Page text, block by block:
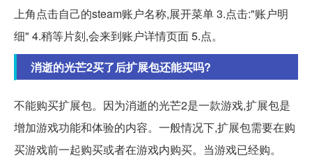
上角点击自己的steam账户名称,展开菜单 3.点击:"账户明
细" 4.稍等片刻,会来到账户详情页面 5.点。
消逝的光芒2买了后扩展包还能买吗?
不能购买扩展包。因为消逝的光芒2是一款游戏,扩展包是
增加游戏功能和体验的内容。一般情况下,扩展包需要在购
买游戏前一起购买或者在游戏内购买。当游戏已经购。